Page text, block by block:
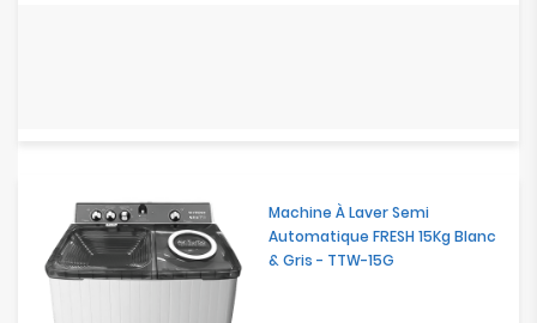
Machine À Laver Semi
Automatique FRESH 15Kg Blanc
& Gris - TTW-15G